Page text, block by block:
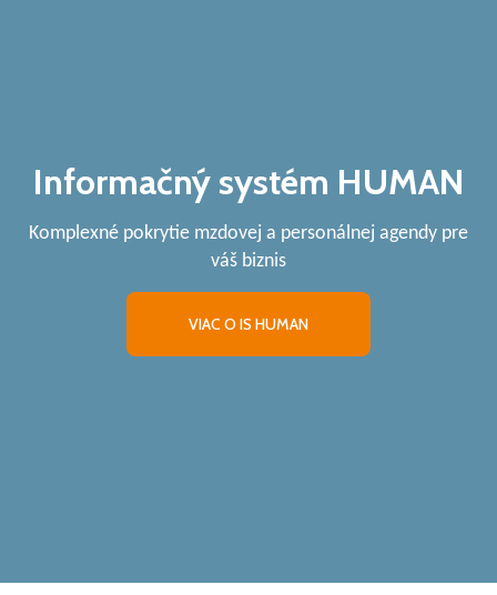
Informačný systém HUMAN
Komplexné pokrytie mzdovej a personálnej agendy pre
váš biznis
VIAC O IS HUMAN